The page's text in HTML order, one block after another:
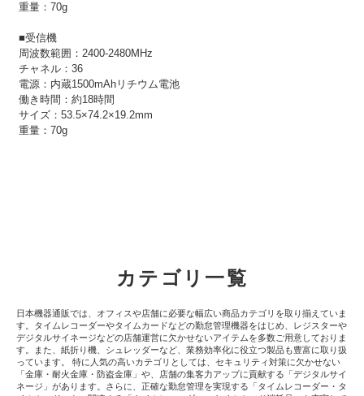
重量：70g
■受信機
周波数範囲：2400-2480MHz
チャネル：36
電源：内蔵1500mAhリチウム電池
働き時間：約18時間
サイズ：53.5×74.2×19.2mm
重量：70g
カテゴリ一覧
日本機器通販では、オフィスや店舗に必要な幅広い商品カテゴリを取り揃えていま
す。タイムレコーダーやタイムカードなどの勤怠管理機器をはじめ、レジスターや
デジタルサイネージなどの店舗運営に欠かせないアイテムを多数ご用意しておりま
す。また、紙折り機、シュレッダーなど、業務効率化に役立つ製品も豊富に取り扱
っています。 特に人気の高いカテゴリとしては、セキュリティ対策に欠かせない
「金庫・耐火金庫・防盗金庫」や、店舗の集客力アップに貢献する「デジタルサイ
ネージ」があります。さらに、正確な勤怠管理を実現する「タイムレコーダー・タ